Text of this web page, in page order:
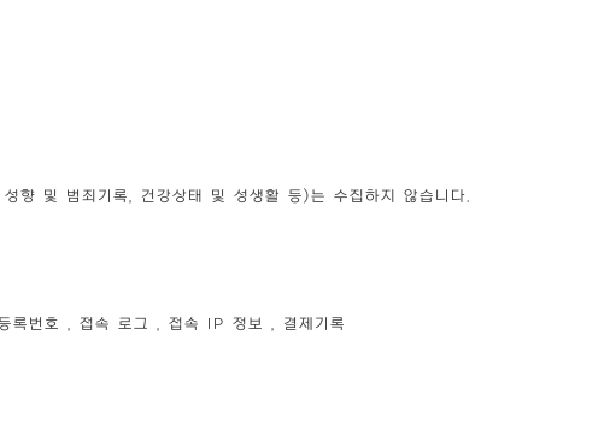
향 및 범죄기록, 건강상태 및 성생활 등)는 수집하지 않습니다.
록번호 , 접속 로그 , 접속 IP 정보 , 결제기록